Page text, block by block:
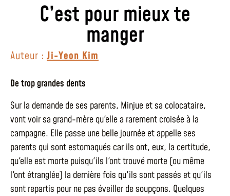
C’est pour mieux te
manger
Auteur : Ji-Yeon Kim
De trop grandes dents
Sur la demande de ses parents, Minjue et sa colocataire,
vont voir sa grand-mère qu'elle a rarement croisée à la
campagne. Elle passe une belle journée et appelle ses
parents qui sont estomaqués car ils ont, eux, la certitude,
qu'elle est morte puisqu'ils l'ont trouvé morte (ou même
l'ont étranglée) la dernière fois qu'ils sont passés et qu'ils
sont repartis pour ne pas éveiller de soupçons. Quelques